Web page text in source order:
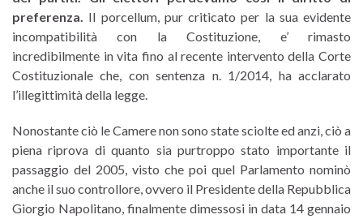
preferenza. Il porcellum, pur criticato per la sua evidente
incompatibilità con la Costituzione, e’ rimasto
incredibilmente in vita fino al recente intervento della Corte
Costituzionale che, con sentenza n. 1/2014, ha acclarato
l’illegittimità della legge.
Nonostante ciò le Camere non sono state sciolte ed anzi, ciò a
piena riprova di quanto sia purtroppo stato importante il
passaggio del 2005, visto che poi quel Parlamento nominò
anche il suo controllore, ovvero il Presidente della Repubblica
Giorgio Napolitano, finalmente dimessosi in data 14 gennaio